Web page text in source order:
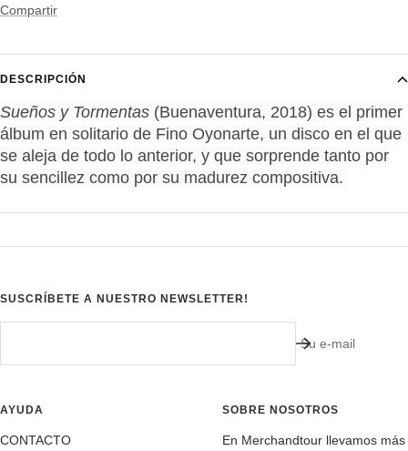
Compartir
DESCRIPCIÓN
Sueños y Tormentas (Buenaventura, 2018) es el primer
álbum en solitario de Fino Oyonarte, un disco en el que
se aleja de todo lo anterior, y que sorprende tanto por
su sencillez como por su madurez compositiva.
SUSCRÍBETE A NUESTRO NEWSLETTER!
Su e-mail
AYUDA
CONTACTO
SOBRE NOSOTROS
En Merchandtour llevamos más